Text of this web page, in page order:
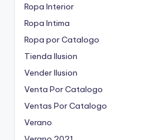
Ropa Interior
Ropa Intima
Ropa por Catalogo
Tienda Ilusion
Vender Ilusion
Venta Por Catalogo
Ventas Por Catalogo
Verano